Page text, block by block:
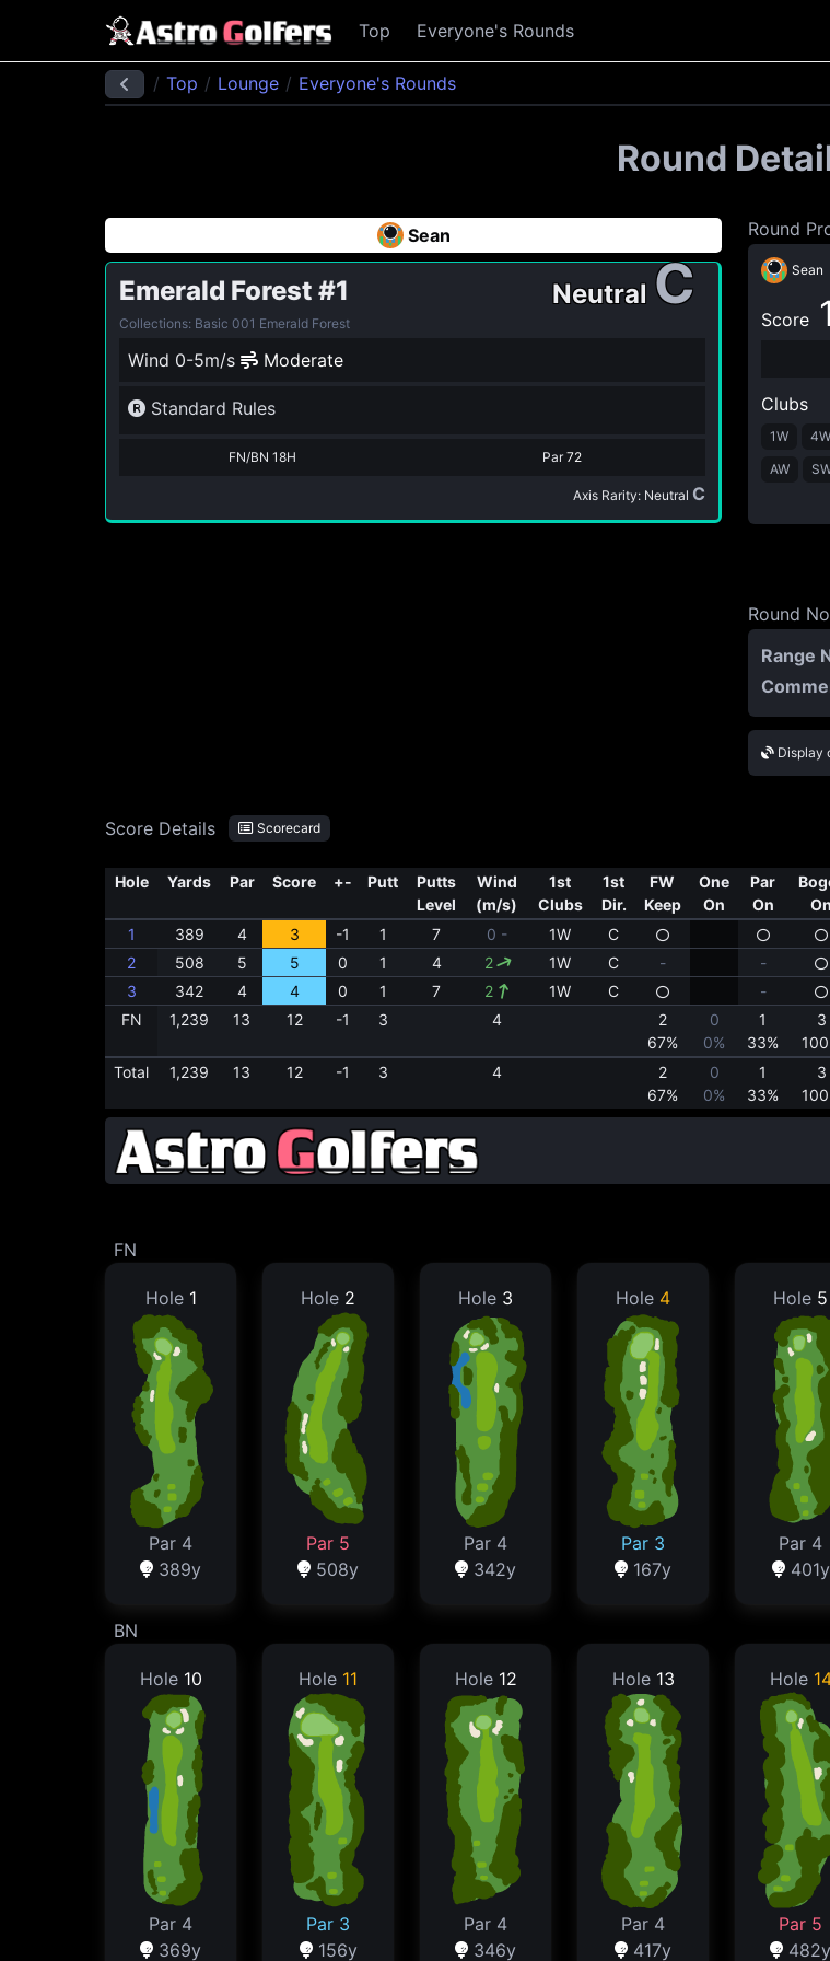
Top Everyone's Rounds
Top Lounge Everyone's Rounds
Round
Sean
Emerald Forest #1 NeutralC
Collections: Basic 001 Emerald Forest
Wind 0-5m/s Moderate
Standard Rules
FN/BN 18H Par72
Axis Rarity: Neutral C
Round
Sean
Score
Clubs
1W 4W
AW
Round
Range
Display
Score Details Scorecard
Hole Yards Par Score +- Putt
Putts
Level
Wind
(m/s)
1st
Clubs
1st
Dir.
FW
Keep
One
On
Par
On
On
1 389 4 3 -1 1 7 0 - 1W C
2
508 5 5 0 1 4 2 1W C - -
3
342 4 4 0 1 7 2 1W C -
FN
1,239 13 12 -1 3 4
2
67%
0
0%
1
33%
3
Total 1,239 13 12 -1 3 4
2
67%
0
0%
1
33%
3
FN
Hole 1
Par 4
389y
BN
Hole 10
Par 4
369y
Hole 2
Par 5
508y
Hole 11
Par 3
156y
Hole 3
Par 4
342y
Hole 12
Par 4
346y
Hole 4
Par 3
167y
Hole 13
Par 4
417y
Hole 5
Par 4
401y
Hole
Par 5
482y